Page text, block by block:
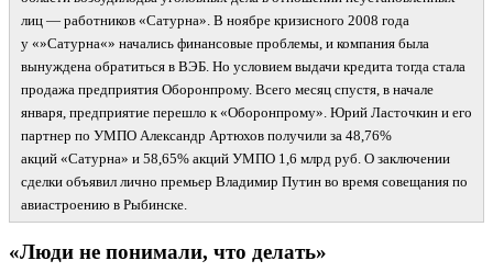
лиц — работников «Сатурна». В ноябре кризисного 2008 года
у «»Сатурна«» начались финансовые проблемы, и компания была
вынуждена обратиться в ВЭБ. Но условием выдачи кредита тогда стала
продажа предприятия Оборонпрому. Всего месяц спустя, в начале
января, предприятие перешло к «Оборонпрому». Юрий Ласточкин и его
партнер по УМПО Александр Артюхов получили за 48,76%
акций «Сатурна» и 58,65% акций УМПО 1,6 млрд руб. О заключении
сделки объявил лично премьер Владимир Путин во время совещания по
авиастроению в Рыбинске.
«Люди не понимали, что делать»